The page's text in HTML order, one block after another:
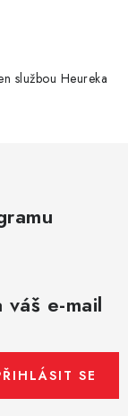
službou Heureka
e-mail
SE